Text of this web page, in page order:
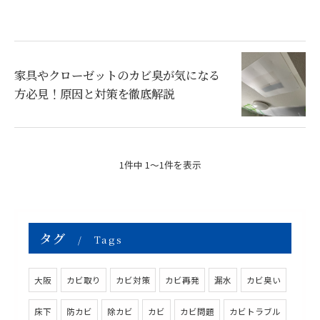
家具やクローゼットのカビ臭が気になる
方必見！原因と対策を徹底解説
1件中 1～1件を表示
タグ Tags
大阪 カビ取り カビ対策 カビ再発 漏水 カビ臭い
床下 防カビ 除カビ カビ カビ問題 カビトラブル